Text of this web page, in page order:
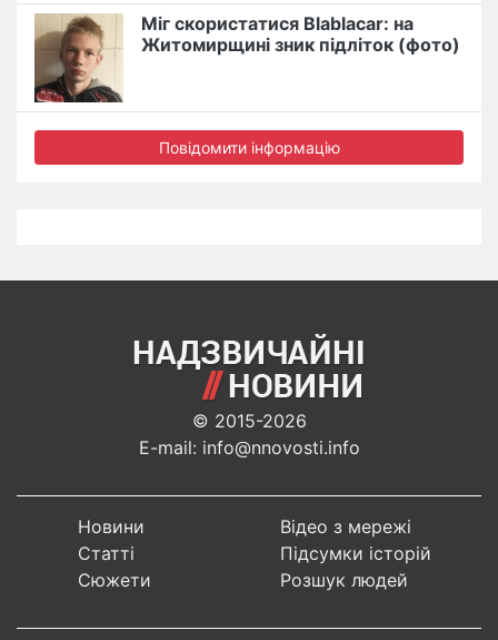
Міг скористатися Blablacar: на
Житомирщині зник підліток (фото)
Повідомити інформацію
© 2015-2026
E-mail: info@nnovosti.info
Новини
Статті
Сюжети
Відео з мережі
Підсумки історій
Розшук людей